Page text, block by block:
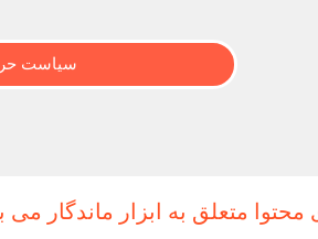
سیاست
متعلق به ابزار ماندگار می